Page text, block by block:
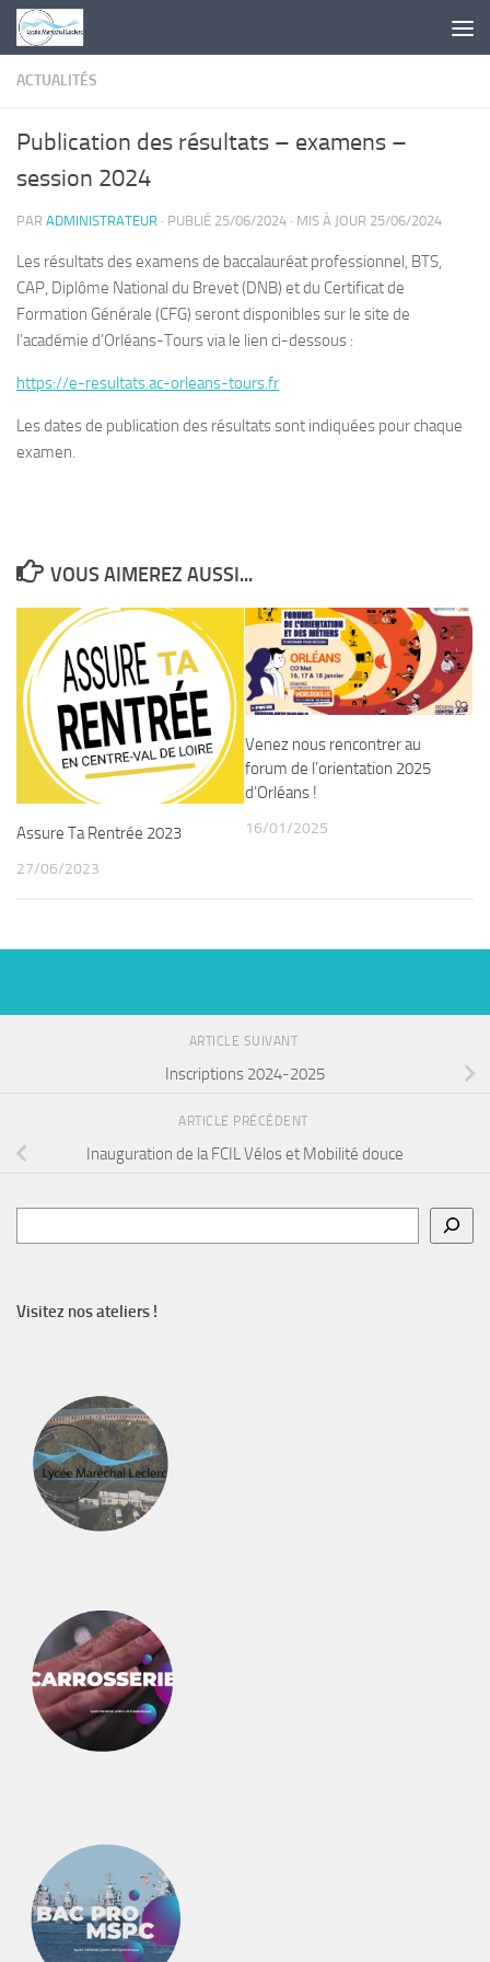
Skip to content
ACTUALITÉS
Publication des résultats – examens –
session 2024
PAR ADMINISTRATEUR · PUBLIÉ 25/06/2024 · MIS À JOUR 25/06/2024
Les résultats des examens de baccalauréat professionnel, BTS,
CAP, Diplôme National du Brevet (DNB) et du Certificat de
Formation Générale (CFG) seront disponibles sur le site de
l’académie d’Orléans-Tours via le lien ci-dessous :
https://e-resultats.ac-orleans-tours.fr
Les dates de publication des résultats sont indiquées pour chaque
examen.
VOUS AIMEREZ AUSSI...
Assure Ta Rentrée 2023
27/06/2023
Venez nous rencontrer au
forum de l’orientation 2025
d’Orléans !
16/01/2025
ARTICLE SUIVANT
Inscriptions 2024-2025
ARTICLE PRÉCÉDENT
Inauguration de la FCIL Vélos et Mobilité douce
Visitez nos ateliers !